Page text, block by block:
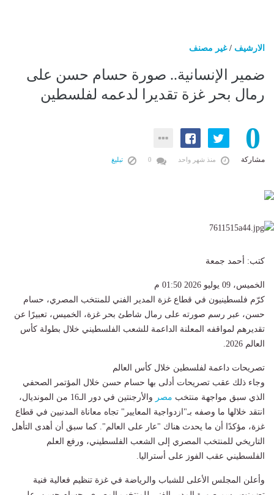
الارشيف /غير مصنف
ضمير الإنسانية.. صورة حسام حسن على
رمال بحر غزة تقديرا لدعمه لفلسطين
0
مشاركة منذ شهر واحد تبليغ
كتب: أحمد جمعة
الخميس، 09 يوليو 2026 01:50 م
كرّم فلسطينيون في قطاع غزة المدير الفني للمنتخب المصري، حسام
حسن، عبر رسم صورته على رمال شاطئ بحر غزة، الخميس، تعبيرًا عن
تقديرهم لمواقفه المعلنة الداعمة للشعب الفلسطيني خلال بطولة كأس
العالم 2026.
تصريحات داعمة لفلسطين خلال كأس العالم
وجاء ذلك عقب تصريحات أدلى بها حسام حسن خلال المؤتمر الصحفي
الذي سبق مواجهة منتخب مصر
والأرجنتين في دور الـ16 من المونديال،
انتقد خلالها ما وصفه بـ"ازدواجية المعايير" تجاه معاناة المدنيين في قطاع
غزة، مؤكدًا أن ما يحدث هناك "عار على العالم". كما سبق أن أهدى التأهل
التاريخي للمنتخب المصري إلى الشعب الفلسطيني، ورفع العلم
الفلسطيني عقب الفوز على أستراليا.
وأعلن المجلس الأعلى للشباب والرياضة في غزة تنظيم فعالية فنية